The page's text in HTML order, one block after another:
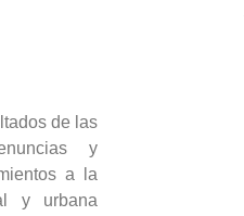
de las
y
a la
y urbana